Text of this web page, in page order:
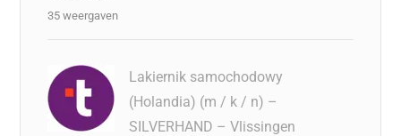
35 weergaven
Lakiernik samochodowy
(Holandia) (m / k / n) –
SILVERHAND – Vlissingen